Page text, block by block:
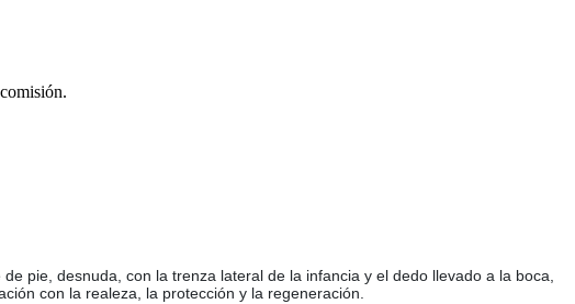
pie, desnuda, con la trenza lateral de la infancia y el dedo llevado a la boca,
con la realeza, la protección y la regeneración.